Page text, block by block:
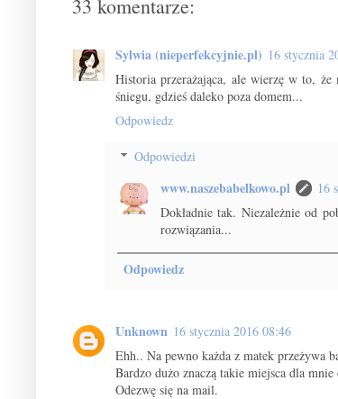
33 komentarze:
Sylwia (nieperfekcyjnie.pl) 16 stycznia
Historia przerażająca, ale wierzę w to,
śniegu, gdzieś daleko poza domem...
Odpowiedz
Odpowiedzi
www.naszebabelkowo.pl
16
Dokładnie tak. Niezależnie od
rozwiązania...
Odpowiedz
Unknown 16 stycznia 2016 08:46
Ehh.. Na pewno każda z matek przeżywa
Bardzo dużo znaczą takie miejsca dla
Odezwę się na mail.